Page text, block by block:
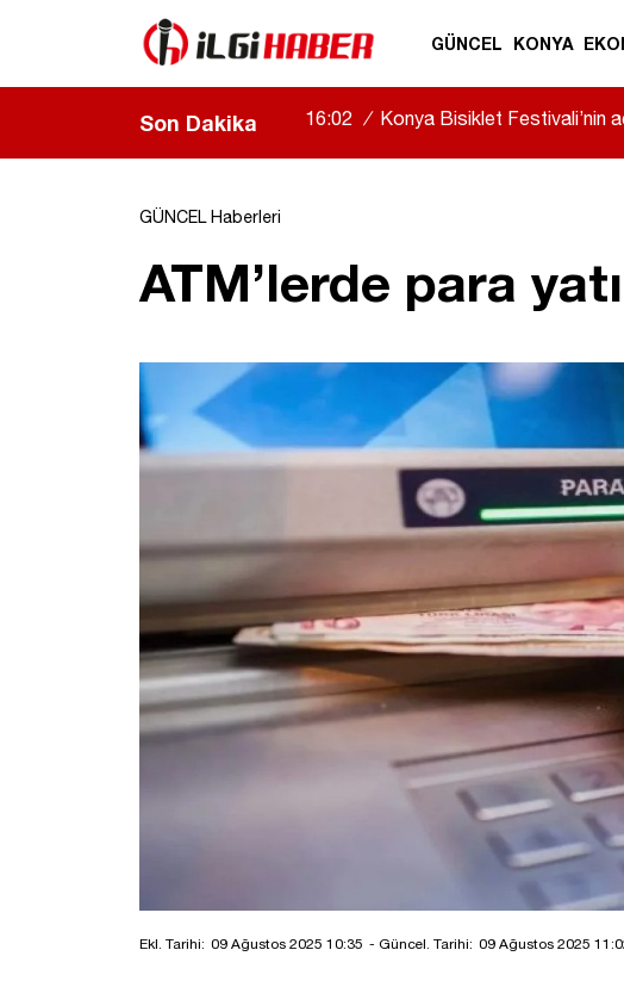
GÜNCEL KONYA
Son Dakika 16:02 / Konya Bisiklet Festivali’nin
GÜNCEL Haberleri
ATM’lerde para
Ekl. Tarihi: 09 Ağustos 2025 10:35 - Güncel. Tarihi: 09 Ağustos 2025